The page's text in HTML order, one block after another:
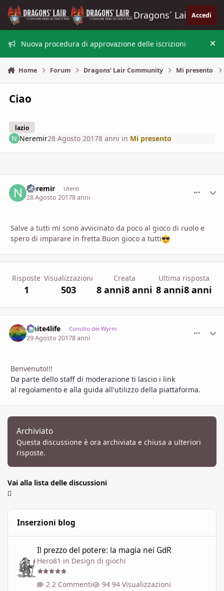
Vai al contenuto
Dragons´ Lair Accedi
Nuova procedura di approvazione delle iscrizioni
Home Forum Dragons’ Lair Community Mi presento
Ciao
lazio
Neremir28 Agosto 20178 anni in Mi presento
Neremir Utenti
28 Agosto 20178 anni
Salve a tutti mi sono avvicinato da poco al gioco di ruolo e
spero di imparare in fretta.Buon gioco a tutti
Risposte
1
Visualizzazioni
503
Creata
8 anni8 anni
Ultima risposta
8 anni8 anni
smite4life Concilio dei Wyrm
29 Agosto 20178 anni
Benvenuto!!!
Da parte dello staff di moderazione ti lascio i link
al regolamento e alla guida all'utilizzo della piattaforma.
Archiviato
Questa discussione è ora archiviata e chiusa a ulteriori
risposte.
Vai alla lista delle discussioni
Inserzioni blog
Il prezzo del potere: la magia nei GdR
Hero81 in Design di giochi
2 Commenti 94 Visualizzazioni